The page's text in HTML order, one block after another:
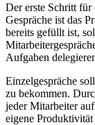
Der erste Schritt
Gespräche ist das
bereits gefüllt ist,
Aufgaben
Einzelgespräche
zu bekommen.
jeder Mitarbeiter
eigene Produktivität